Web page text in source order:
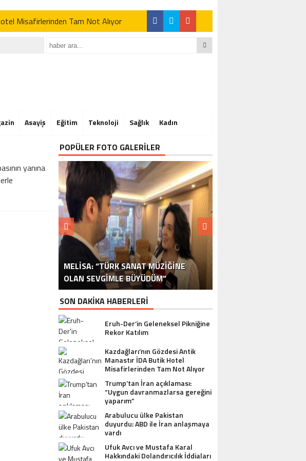
Misafirlerinden Tam Not Alıyor
yaparım”
Misafirlerinden Tam Not Alıyor
yaparım”
Asayiş Eğitim Teknoloji Sağlık Kadın
yanına
POPÜLER FOTO GALERİLER
MELISA: “TÜRK SANAT MÜZIĞINE
OLAN SEVGIMLE BÜYÜDÜM”
İSPANYA SAĞLIK TURIZMINDE 2026
HEDEFLERINI BÜYÜTÜYOR
DR. ALI YÜKSELOĞLU, TÜRKIYE’NIN
2026 SAĞLIK TURIZMI VIZYONUNU
AÇIKLADI
“YAPIMCI MUSTAFA USLU HAKKINDA
SUÇ DUYURUSU”
USTA YÖNETMEN MURAT UYGUR’DAN
ULUSLARARASI AKSIYON FILMI
ÜNLÜ YAPIMCI MUSTAFA USLU VE EŞI
HAKKINDA UYUŞTURUCU ŞIKÂYETI
İSTANBUL’DAN BINGÖL’E 3 MILYON
TL’LIK GÖNÜL KÖPRÜSÜ
TURIZM SEKTÖRÜNÜN DENEYIMLI
İSMI: FATIH ERSÜ
MUSTAFA USLU HAKKINDAKI
SORUŞTURMADA SESSIZLIK TEPKI
ÇEKIYOR
OYUNCU SINAN ÇALIŞKANOĞLU
KARAKOLLUK OLDU
SON DAKİKA HABERLERİ
Eruh-Der’in Geleneksel Pikniğine
Rekor Katılım
Kazdağları’nın Gözdesi Antik
Manastır İDA Butik Hotel
Misafirlerinden Tam Not Alıyor
Trump’tan İran açıklaması:
“Uygun davranmazlarsa gereğini
yaparım”
Arabulucu ülke Pakistan
duyurdu: ABD ile İran anlaşmaya
vardı
Ufuk Avcı ve Mustafa Karal
Hakkındaki Dolandırıcılık İddiaları